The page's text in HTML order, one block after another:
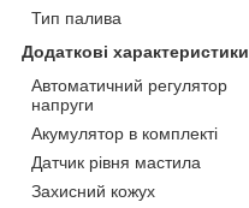
Тип палива
Додаткові характеристики
Автоматичний регулятор
напруги
Акумулятор в комплекті
Датчик рівня мастила
Захисний кожух